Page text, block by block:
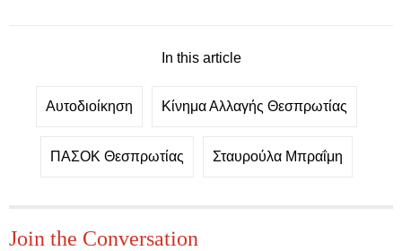
In this article
Αυτοδιοίκηση Κίνημα Αλλαγής Θεσπρωτίας
ΠΑΣΟΚ Θεσπρωτίας Σταυρούλα Μπραΐμη
Join the Conversation